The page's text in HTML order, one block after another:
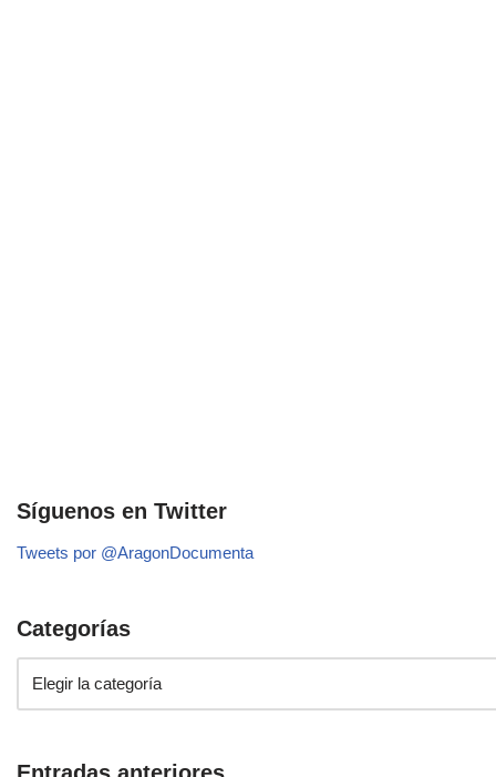
Síguenos en Twitter
Tweets por @AragonDocumenta
Categorías